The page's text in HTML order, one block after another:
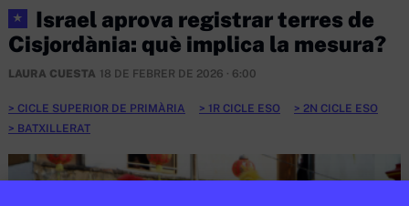
★
Israel aprova registrar terres de
Cisjordània: què implica la mesura?
LAURA CUESTA 18 DE FEBRER DE 2026 · 6:00
CICLE SUPERIOR DE PRIMÀRIA 1R CICLE ESO
2N CICLE ESO
BATXILLERAT